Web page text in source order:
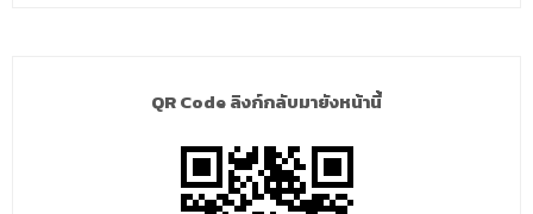
QR Code ลิงก์กลับมายังหน้านี้